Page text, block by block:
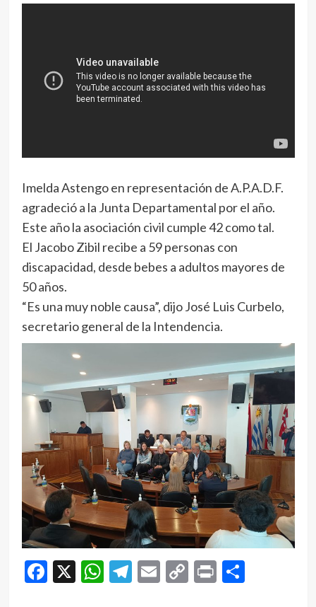
Imelda Astengo en representación de A.P.A.D.F.
agradeció a la Junta Departamental por el año.
Este año la asociación civil cumple 42 como tal.
El Jacobo Zibil recibe a 59 personas con
discapacidad, desde bebes a adultos mayores de
50 años.
“Es una muy noble causa”, dijo José Luis Curbelo,
secretario general de la Intendencia.
Facebook
X WhatsApp
Telegram
EmailCopy
Print